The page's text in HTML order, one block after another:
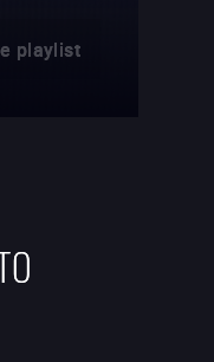
playlist